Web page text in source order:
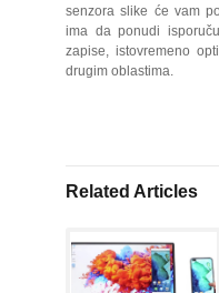
senzora slike će vam
ima da ponudi
zapise, istovremeno
drugim oblastima.
Related Articles